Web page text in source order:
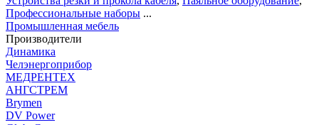
Профессиональные наборы ...
Промышленная мебель
Производители
Динамика
Челэнергоприбор
МЕДРЕНТЕХ
АНГСТРЕМ
Brymen
DV Power